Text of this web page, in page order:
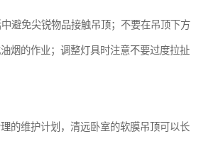
避免尖锐物品接触吊顶；不要在吊顶下方
烟的作业；调整灯具时注意不要过度拉扯
的维护计划，清远卧室的软膜吊顶可以长